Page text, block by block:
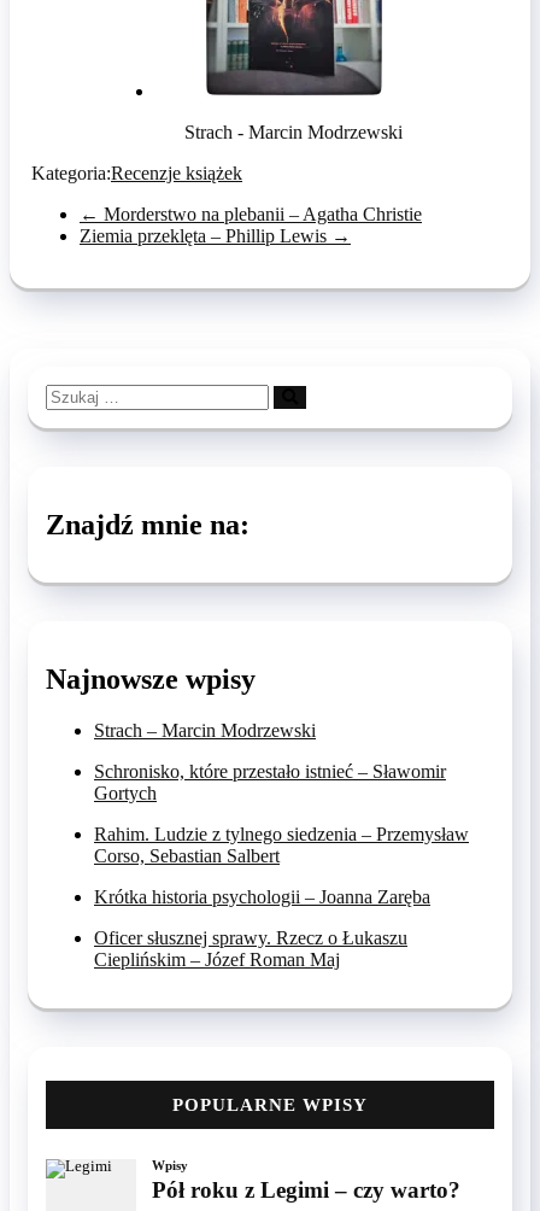
Strach - Marcin Modrzewski
Kategoria:Recenzje książek
← Morderstwo na plebanii – Agatha Christie
Ziemia przeklęta – Phillip Lewis →
Szukaj
…
Znajdź mnie na:
Najnowsze wpisy
Strach – Marcin Modrzewski
Schronisko, które przestało istnieć – Sławomir
Gortych
Rahim. Ludzie z tylnego siedzenia – Przemysław
Corso, Sebastian Salbert
Krótka historia psychologii – Joanna Zaręba
Oficer słusznej sprawy. Rzecz o Łukaszu
Cieplińskim – Józef Roman Maj
POPULARNE WPISY
Wpisy
Pół roku z Legimi – czy warto?